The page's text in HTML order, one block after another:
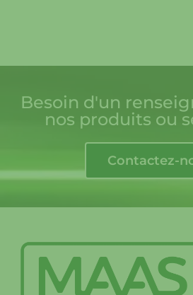
Besoin d'un
nos produits ou
Contactez-